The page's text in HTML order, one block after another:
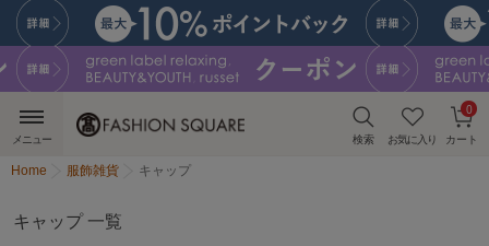
検索 お気に入り カート
0
メニュー
Home 服飾雑貨 キャップ
キャップ 一覧